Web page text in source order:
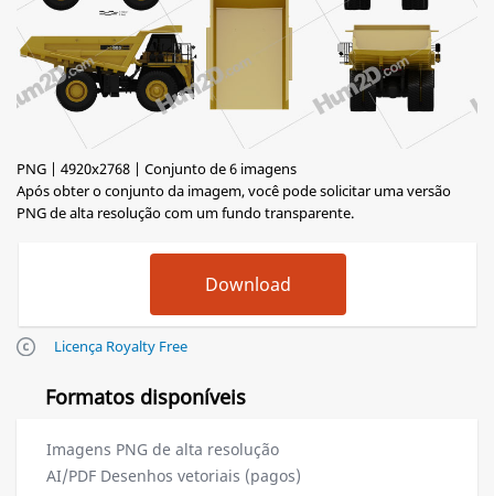
PNG | 4920x2768 | Conjunto de 6 imagens
Após obter o conjunto da imagem, você pode solicitar uma versão
PNG de alta resolução com um fundo transparente.
Licença Royalty Free
Formatos disponíveis
Imagens PNG de alta resolução
AI/PDF Desenhos vetoriais (pagos)